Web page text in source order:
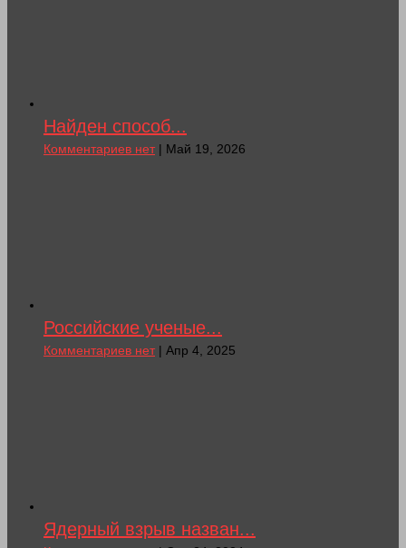
Найден способ...
Комментариев нет| Май 19, 2026
Российские ученые...
Комментариев нет| Апр 4, 2025
Ядерный взрыв назван...